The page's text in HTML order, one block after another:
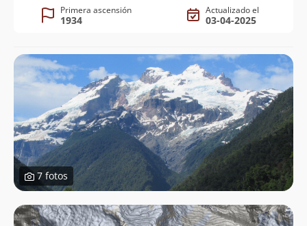
Primera ascensión
1934
Actualizado el
03-04-2025
7 fotos